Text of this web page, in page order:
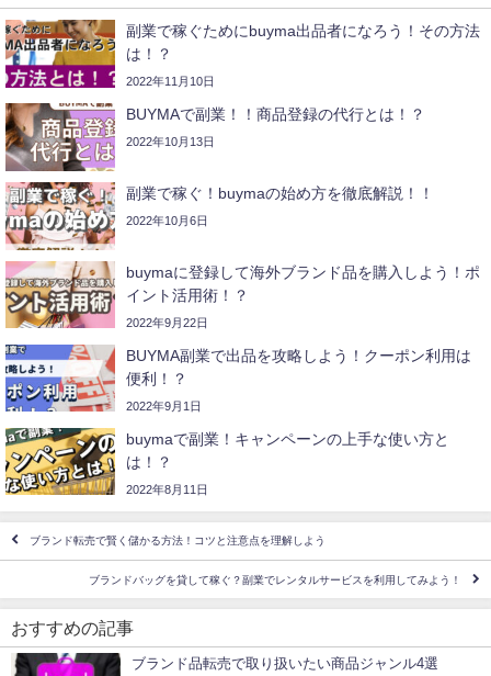
副業で稼ぐためにbuyma出品者になろう！その方法
は！？
2022年11月10日
BUYMAで副業！！商品登録の代行とは！？
2022年10月13日
副業で稼ぐ！buymaの始め方を徹底解説！！
2022年10月6日
buymaに登録して海外ブランド品を購入しよう！ポ
イント活用術！？
2022年9月22日
BUYMA副業で出品を攻略しよう！クーポン利用は
便利！？
2022年9月1日
buymaで副業！キャンペーンの上手な使い方と
は！？
2022年8月11日
ブランド転売で賢く儲かる方法！コツと注意点を理解しよう
ブランドバッグを貸して稼ぐ？副業でレンタルサービスを利用してみよう！
おすすめの記事
ブランド品転売で取り扱いたい商品ジャンル4選